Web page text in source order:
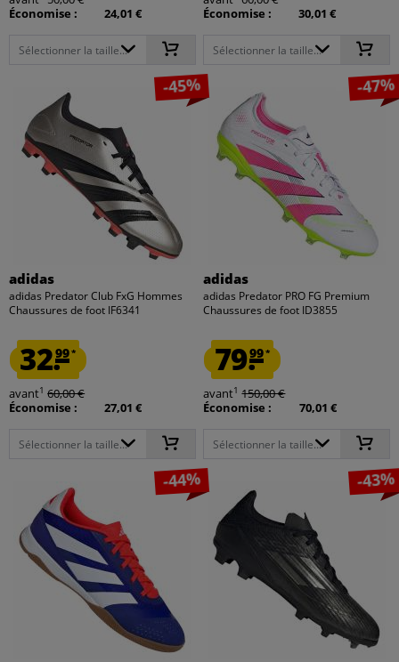
Économise :
24,01 €
Sélectionner la taille...
Économise :
30,01 €
Sélectionner la taille...
-45%
adidas
adidas Predator Club FxG Hommes
Chaussures de foot IF6341
32.99*
avant1 60,00 €
Économise :
27,01 €
Sélectionner la taille...
-47%
adidas
adidas Predator PRO FG Premium
Chaussures de foot ID3855
79.99*
avant1 150,00 €
Économise :
70,01 €
Sélectionner la taille...
-44% -43%